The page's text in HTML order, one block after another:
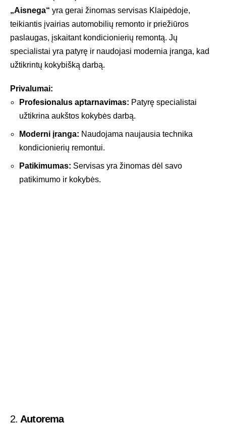
„Aisnega“ yra gerai žinomas servisas Klaipėdoje,
teikiantis įvairias automobilių remonto ir priežiūros
paslaugas, įskaitant kondicionierių remontą. Jų
specialistai yra patyrę ir naudojasi modernia įranga, kad
užtikrintų kokybišką darbą.
Privalumai:
Profesionalus aptarnavimas: Patyrę specialistai
užtikrina aukštos kokybės darbą.
Moderni įranga: Naudojama naujausia technika
kondicionierių remontui.
Patikimumas: Servisas yra žinomas dėl savo
patikimumo ir kokybės.
2. Autorema